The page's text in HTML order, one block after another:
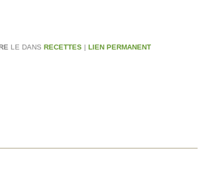
LE DANS RECETTES | LIEN PERMANENT